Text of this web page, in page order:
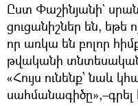
Ըստ Փաշինյանի`
ցուցանիշներ են, եթե
որ առկա են բոլոր
թվականի
«Հույս ունենք՝ նաև